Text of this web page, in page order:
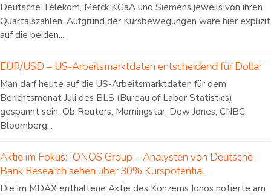
Deutsche Telekom, Merck KGaA und Siemens jeweils von ihren
Quartalszahlen. Aufgrund der Kursbewegungen wäre hier explizit
auf die beiden...
EUR/USD – US-Arbeitsmarktdaten entscheidend für Dollar
Man darf heute auf die US-Arbeitsmarktdaten für dem
Berichtsmonat Juli des BLS (Bureau of Labor Statistics)
gespannt sein. Ob Reuters, Morningstar, Dow Jones, CNBC,
Bloomberg...
Aktie im Fokus: IONOS Group – Analysten von Deutsche
Bank Research sehen über 30% Kurspotential
Die im MDAX enthaltene Aktie des Konzerns Ionos notierte am